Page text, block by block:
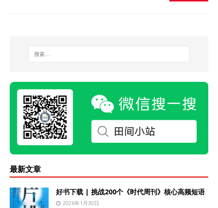
最新文章
好书下载 | 挑战200个《时代周刊》核心高频短语
2026年1月30日